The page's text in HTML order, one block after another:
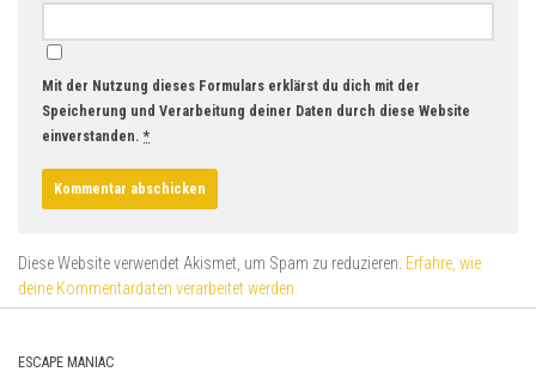
Mit der Nutzung dieses Formulars erklärst du dich mit der
Speicherung und Verarbeitung deiner Daten durch diese Website
einverstanden. *
Diese Website verwendet Akismet, um Spam zu reduzieren. Erfahre, wie
deine Kommentardaten verarbeitet werden.
ESCAPE MANIAC